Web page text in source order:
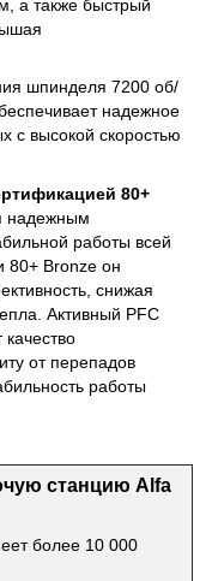
а также быстрый
шпинделя 7200 об/
надежное
с высокой скоростью
80+
надежным
работы всей
80+ Bronze он
снижая
Активный PFC
от перепадов
работы
станцию Alfa
более 10 000